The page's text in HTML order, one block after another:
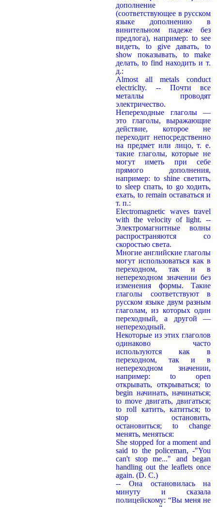
дополнение
(соответствующее в русском
языке дополнению в
винительном падеже без
предлога), например: to see
видеть, to give давать, to
show показывать, to make
делать, to find находить и т.
д.:
Almost all metals conduct
electriclty. -- Почти все
металлы проводят
электричество.
Непереходные глаголы —
это глаголы, выражающие
действие, которое не
переходит непосредственно
на предмет или лицо, т. е.
такие глаголы, которые не
могут иметь при себе
прямого дополнения,
например: to shine светить,
to sleep спать, to go ходить,
ехать, to remain оставаться и
т. п.:
Electromagnetic waves travel
with the velocity of light. --
Электромагнитные волны
распространяются со
скоростью света.
Многие английские глаголы
могут использоваться как в
переходном, так и в
непереходном значении без
изменения формы. Такие
глаголы соответствуют в
русском языке двум разным
глаголам, из которых один
переходный, а другой —
непереходный.
Некоторые из этих глаголов
одинаково часто
используются как в
переходном, так и в
непереходном значении,
например: to open
открывать, открываться; to
begin начинать, начинаться;
to move двигать, двигаться;
to roll катить, катиться; to
stop остановить,
остановиться; to change
менять, меняться:
She stopped for a moment and
said to the policeman, -"You
can't stop me..." and began
handling out the leaflets once
again. (D. С.)
-- Она остановилась на
минуту и сказала
полицейскому: “Вы меня не